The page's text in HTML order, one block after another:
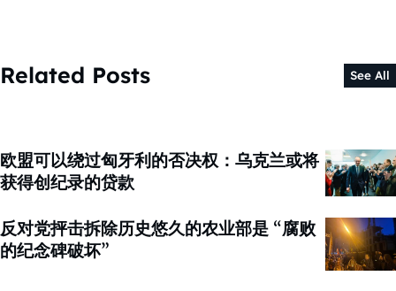
Related Posts See All
欧盟可以绕过匈牙利的否决权：乌克兰或将
获得创纪录的贷款
反对党抨击拆除历史悠久的农业部是 “腐败
的纪念碑破坏”